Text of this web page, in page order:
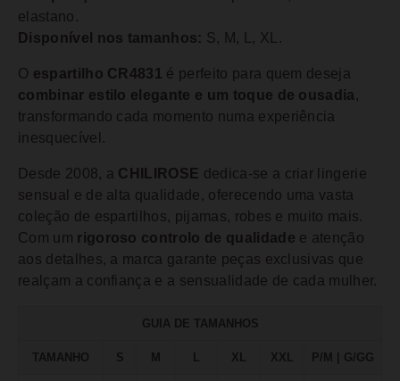
elastano.
Disponível nos tamanhos: S, M, L, XL.
O espartilho CR4831
é perfeito para quem deseja
combinar estilo elegante e um toque de ousadia ,
transformando cada momento numa experiência
inesquecível.
Desde 2008, a CHILIROSE dedica-se a criar lingerie
sensual e de alta qualidade, oferecendo uma vasta
coleção de espartilhos, pijamas, robes e muito mais.
Com um rigoroso controlo de qualidade e atenção
aos detalhes, a marca garante peças exclusivas que
realçam a confiança e a sensualidade de cada mulher.
GUIA DE TAMANHOS
TAMANHO S M L XL XXL P/M | G/GG